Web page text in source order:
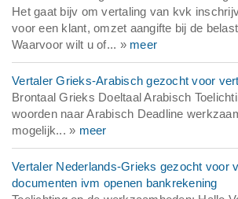
Het gaat bijv om vertaling van kvk
voor een klant, omzet aangifte bij de
Waarvoor wilt u of... » meer
Vertaler Grieks-Arabisch gezocht voor
Brontaal Grieks Doeltaal Arabisch
woorden naar Arabisch Deadline
mogelijk... » meer
Vertaler Nederlands-Grieks gezocht voor
documenten ivm openen bankrekening